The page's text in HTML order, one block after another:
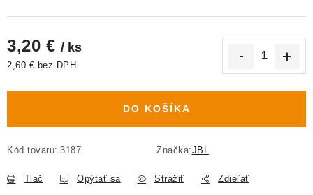
3,20 € / ks
2,60 € bez DPH
DO KOŠÍKA
Kód tovaru: 3187 Značka:JBL
Tlač Opýtať sa Strážiť Zdieľať